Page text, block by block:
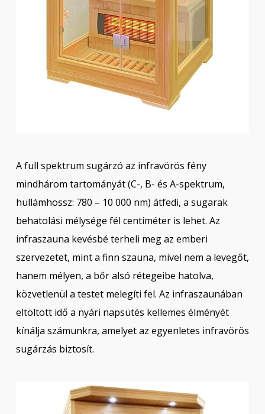
A full spektrum sugárzó az infravörös fény
mindhárom tartományát (C-, B- és A-spektrum,
hullámhossz: 780 – 10 000 nm) átfedi, a sugarak
behatolási mélysége fél centiméter is lehet. Az
infraszauna kevésbé terheli meg az emberi
szervezetet, mint a finn szauna, mivel nem a levegőt,
hanem mélyen, a bőr alsó rétegeibe hatolva,
közvetlenül a testet melegíti fel. Az infraszaunában
eltöltött idő a nyári napsütés kellemes élményét
kínálja számunkra, amelyet az egyenletes infravörös
sugárzás biztosít.